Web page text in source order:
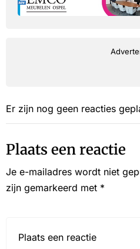
Er zijn nog geen reacties
Plaats een reactie
Je e-mailadres wordt niet
zijn gemarkeerd met *